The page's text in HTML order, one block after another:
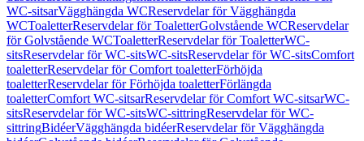
WC-sitsarVägghängda WCReservdelar för Vägghängda
WCToaletterReservdelar för ToaletterGolvstående WCReservdelar
för Golvstående WCToaletterReservdelar för ToaletterWC-
sitsReservdelar för WC-sitsWC-sitsReservdelar för WC-sitsComfort
toaletterReservdelar för Comfort toaletterFörhöjda
toaletterReservdelar för Förhöjda toaletterFörlängda
toaletterComfort WC-sitsarReservdelar för Comfort WC-sitsarWC-
sitsReservdelar för WC-sitsWC-sittringReservdelar för WC-
sittringBidéerVägghängda bidéerReservdelar för Vägghängda